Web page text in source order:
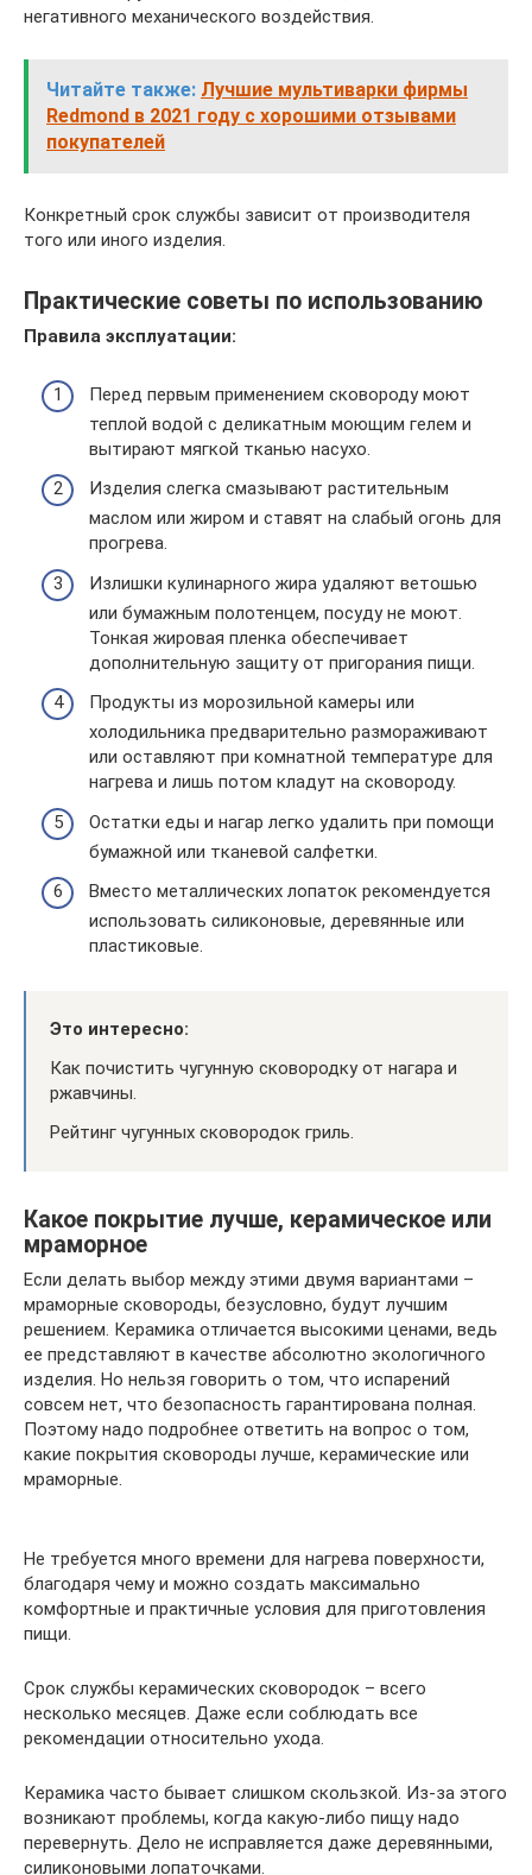
негативного механического воздействия.
Читайте также: Лучшие мультиварки фирмы
Redmond в 2021 году с хорошими отзывами
покупателей
Конкретный срок службы зависит от производителя
того или иного изделия.
Практические советы по использованию
Правила эксплуатации:
Перед первым применением сковороду моют
теплой водой с деликатным моющим гелем и
вытирают мягкой тканью насухо.
Изделия слегка смазывают растительным
маслом или жиром и ставят на слабый огонь для
прогрева.
Излишки кулинарного жира удаляют ветошью
или бумажным полотенцем, посуду не моют.
Тонкая жировая пленка обеспечивает
дополнительную защиту от пригорания пищи.
Продукты из морозильной камеры или
холодильника предварительно размораживают
или оставляют при комнатной температуре для
нагрева и лишь потом кладут на сковороду.
Остатки еды и нагар легко удалить при помощи
бумажной или тканевой салфетки.
Вместо металлических лопаток рекомендуется
использовать силиконовые, деревянные или
пластиковые.
Это интересно:
Как почистить чугунную сковородку от нагара и
ржавчины.
Рейтинг чугунных сковородок гриль.
Какое покрытие лучше, керамическое или
мраморное
Если делать выбор между этими двумя вариантами –
мраморные сковороды, безусловно, будут лучшим
решением. Керамика отличается высокими ценами, ведь
ее представляют в качестве абсолютно экологичного
изделия. Но нельзя говорить о том, что испарений
совсем нет, что безопасность гарантирована полная.
Поэтому надо подробнее ответить на вопрос о том,
какие покрытия сковороды лучше, керамические или
мраморные.
Не требуется много времени для нагрева поверхности,
благодаря чему и можно создать максимально
комфортные и практичные условия для приготовления
пищи.
Срок службы керамических сковородок – всего
несколько месяцев. Даже если соблюдать все
рекомендации относительно ухода.
Керамика часто бывает слишком скользкой. Из-за этого
возникают проблемы, когда какую-либо пищу надо
перевернуть. Дело не исправляется даже деревянными,
силиконовыми лопаточками.